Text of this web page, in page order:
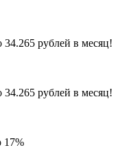
рублей в месяц!
рублей в месяц!
17%